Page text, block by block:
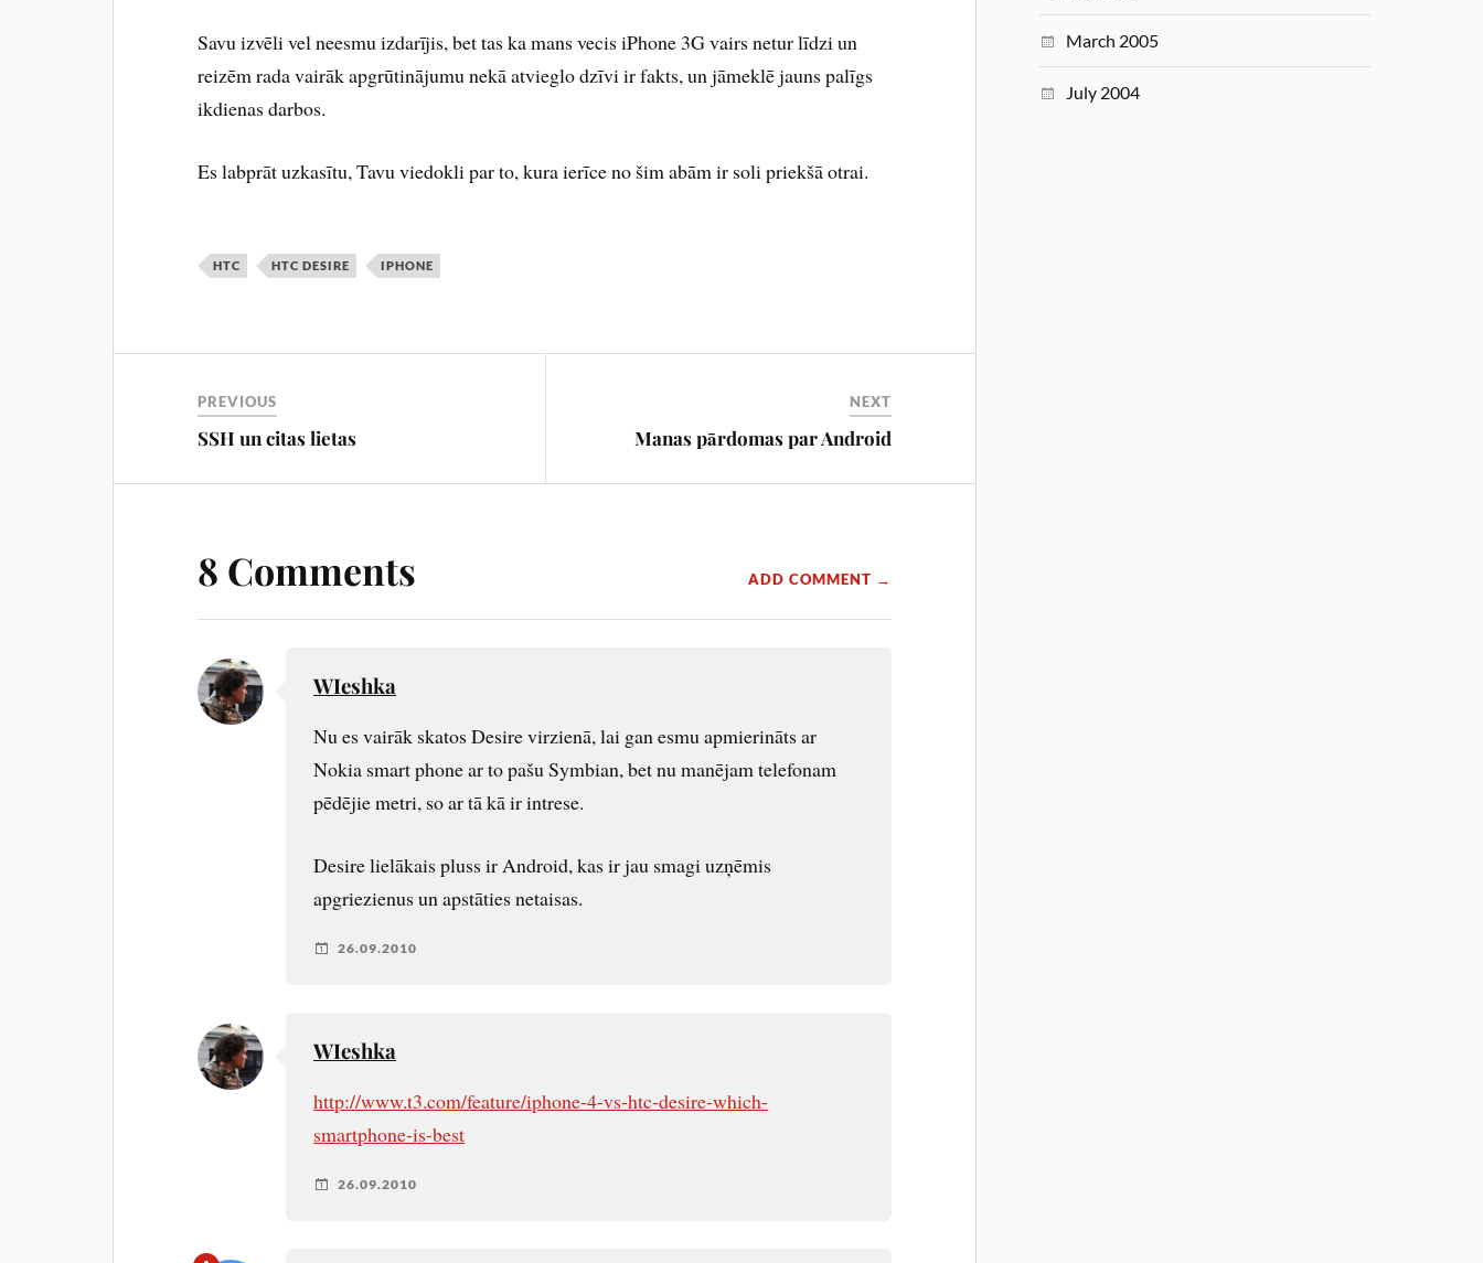
Savu izvēli vel neesmu izdarījis, bet tas ka mans vecis iPhone 3G vairs netur līdzi un
reizēm rada vairāk apgrūtinājumu nekā atvieglo dzīvi ir fakts, un jāmeklē jauns palīgs
ikdienas darbos.
Es labprāt uzkasītu, Tavu viedokli par to, kura ierīce no šim abām ir soli priekšā otrai.
HTC HTC DESIRE IPHONE
PREVIOUS
SSH un citas lietas
NEXT
Manas pārdomas par Android
8 Comments ADD COMMENT →
WIeshka
Nu es vairāk skatos Desire virzienā, lai gan esmu apmierināts ar
Nokia smart phone ar to pašu Symbian, bet nu manējam telefonam
pēdējie metri, so ar tā kā ir intrese.
Desire lielākais pluss ir Android, kas ir jau smagi uzņēmis
apgriezienus un apstāties netaisas.
26.09.2010
WIeshka
http://www.t3.com/feature/iphone-4-vs-htc-desire-which-
smartphone-is-best
26.09.2010
March 2005
July 2004